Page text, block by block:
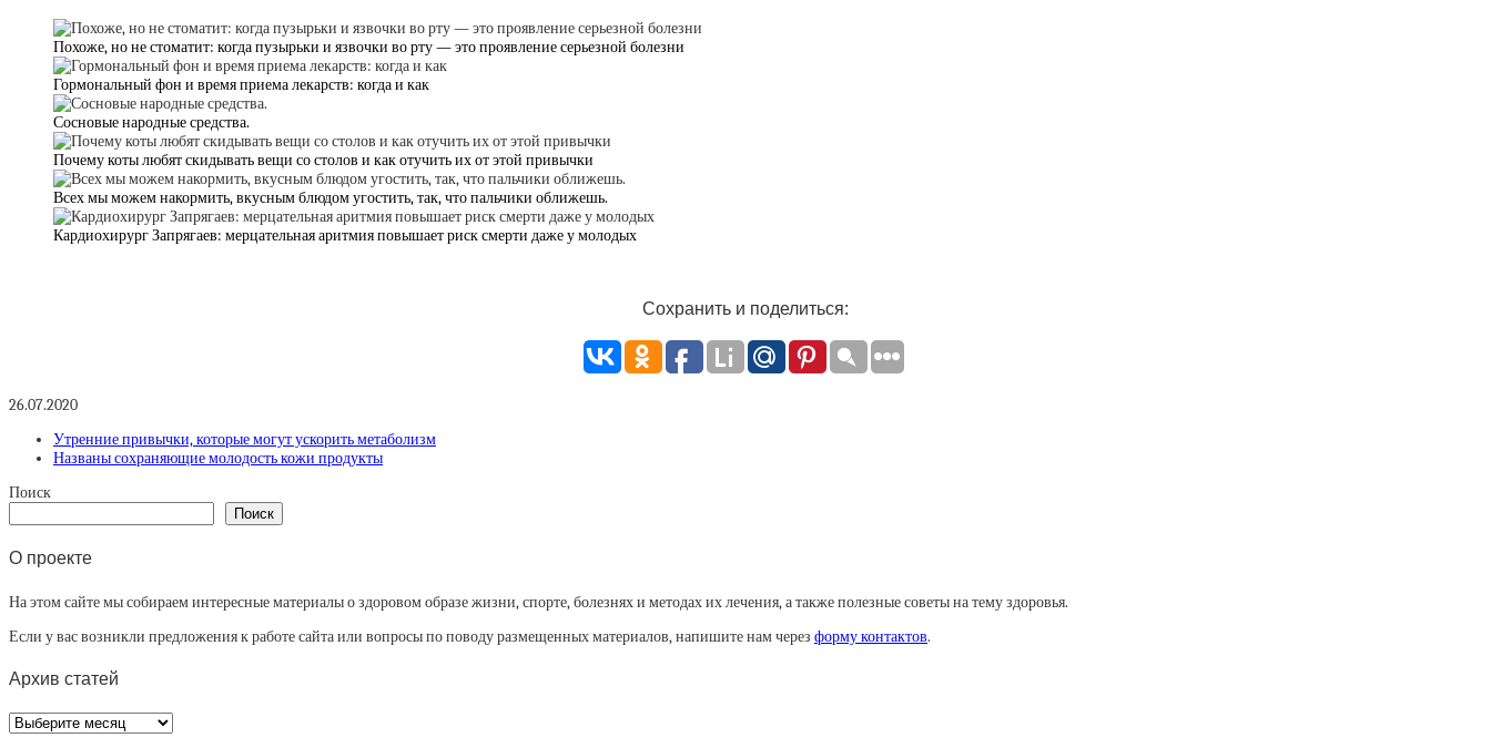
Похоже, но не стоматит: когда пузырьки и язвочки во рту — это проявление серьезной болезни
Гормональный фон и время приема лекарств: когда и как
Сосновые народные средства.
Почему коты любят скидывать вещи со столов и как отучить их от этой привычки
Всех мы можем накормить, вкусным блюдом угостить, так, что пальчики оближешь.
Кардиохирург Запрягаев: мерцательная аритмия повышает риск смерти даже у молодых
Сохранить и поделиться:
26.07.2020
Утренние привычки, которые могут ускорить метаболизм
Названы сохраняющие молодость кожи продукты
Поиск
Поиск
О проекте
На этом сайте мы собираем интересные материалы о здоровом образе жизни, спорте, болезнях и методах их лечения, а также полезные советы на тему здоровья.
Если у вас возникли предложения к работе сайта или вопросы по поводу размещенных материалов, напишите нам через форму контактов.
Архив статей
Архив
статей